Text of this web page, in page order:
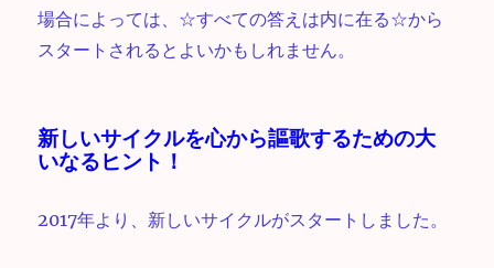
場合によっては、☆すべての答えは内に在る☆から
スタートされるとよいかもしれません。
新しいサイクルを心から謳歌するための大
いなるヒント！
2017年より、新しいサイクルがスタートしました。